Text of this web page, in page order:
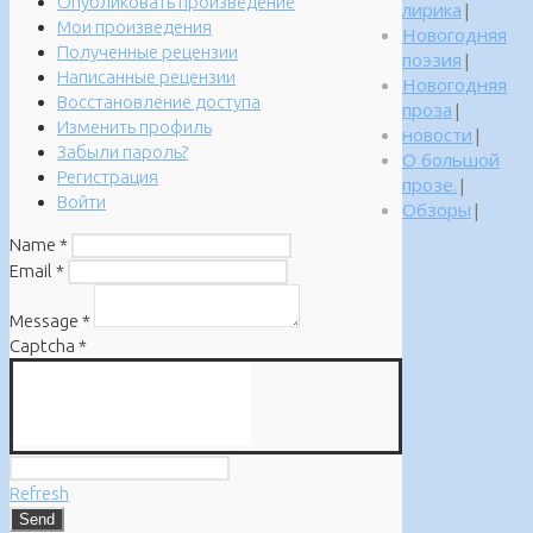
Мои произведения
Полученные рецензии
Написанные рецензии
Восстановление доступа
Изменить профиль
Забыли пароль?
Регистрация
Войти
Name *
Email *
Message *
Captcha *
Refresh
лирика |
Новогодняя
поэзия |
Новогодняя
проза |
новости |
О большой
прозе. |
Обзоры |